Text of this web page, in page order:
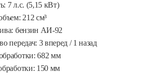
7 л.с. (5,15 кВт)
212 см³
бензин АИ-92
передач: 3 вперед / 1 назад
682 мм
150 мм